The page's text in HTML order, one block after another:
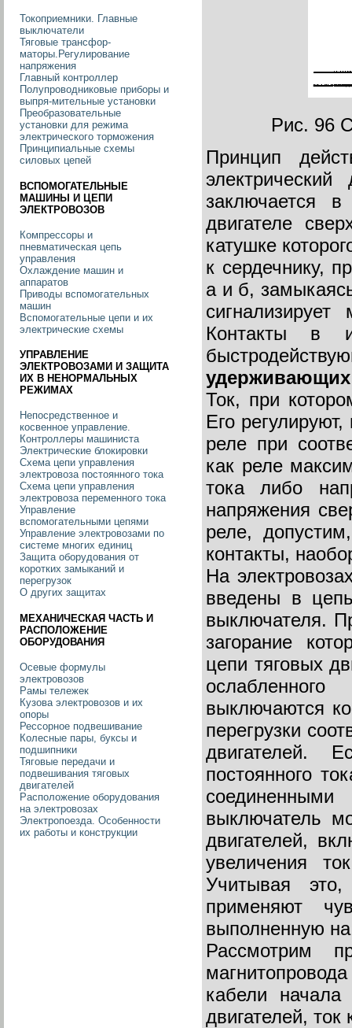
Рис. 96
Принцип
заключается
двигателе
катушке
к сердечнику,
а и б,
Контакты в
удерживающих
Ток, при
Его
реле при
как реле
тока либо
напряжения
реле,
контакты,
На
введены в
выключателя.
загорание
цепи тяговых
выключаются
перегрузки
двигателей.
постоянного
выключатель
двигателей,
увеличения
Учитывая
применяют
выполненную
Рассмотрим
кабели
двигателей,
Токоприемники. Главные
выключатели
Тяговые трансфор-
маторы.Регулирование
напряжения
Главный контроллер
Полупроводниковые приборы и
выпря-мительные установки
Преобразовательные
установки для режима
электрического торможения
Принципиальные схемы
силовых цепей
ВСПОМОГАТЕЛЬНЫЕ
МАШИНЫ И ЦЕПИ
ЭЛЕКТРОВОЗОВ
Компрессоры и
пневматическая цепь
управления
Охлаждение машин и
аппаратов
Приводы вспомогательных
машин
Вспомогательные цепи и их
электрические схемы
УПРАВЛЕНИЕ
ЭЛЕКТРОВОЗАМИ И ЗАЩИТА
ИХ В НЕНОРМАЛЬНЫХ
РЕЖИМАХ
Непосредственное и
косвенное управление.
Контроллеры машиниста
Электрические блокировки
Схема цепи управления
электровоза постоянного тока
Схема цепи управления
электровоза переменного тока
Управление
вспомогательными цепями
Управление электровозами по
системе многих единиц
Защита оборудования от
коротких замыканий и
перегрузок
О других защитах
МЕХАНИЧЕСКАЯ ЧАСТЬ И
РАСПОЛОЖЕНИЕ
ОБОРУДОВАНИЯ
Осевые формулы
электровозов
Рамы тележек
Кузова электровозов и их
опоры
Рессорное подвешивание
Колесные пары, буксы и
подшипники
Тяговые передачи и
подвешивания тяговых
двигателей
Расположение оборудования
на электровозах
Электропоезда. Особенности
их работы и конструкции